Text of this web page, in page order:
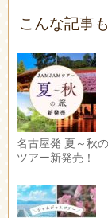
こんな記事
名古屋発 夏～秋
ツアー新発売！